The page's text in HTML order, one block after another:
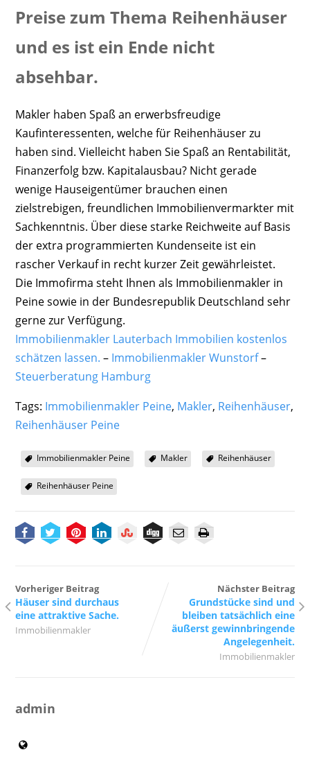
Preise zum Thema Reihenhäuser
und es ist ein Ende nicht
absehbar.
Makler haben Spaß an erwerbsfreudige
Kaufinteressenten, welche für Reihenhäuser zu
haben sind. Vielleicht haben Sie Spaß an Rentabilität,
Finanzerfolg bzw. Kapitalausbau? Nicht gerade
wenige Hauseigentümer brauchen einen
zielstrebigen, freundlichen Immobilienvermarkter mit
Sachkenntnis. Über diese starke Reichweite auf Basis
der extra programmierten Kundenseite ist ein
rascher Verkauf in recht kurzer Zeit gewährleistet.
Die Immofirma steht Ihnen als Immobilienmakler in
Peine sowie in der Bundesrepublik Deutschland sehr
gerne zur Verfügung.
Immobilienmakler Lauterbach Immobilien kostenlos
schätzen lassen. – Immobilienmakler Wunstorf–
Steuerberatung Hamburg
Tags: Immobilienmakler Peine, Makler, Reihenhäuser,
Reihenhäuser Peine
Immobilienmakler Peine Makler Reihenhäuser
Reihenhäuser Peine
Vorheriger Beitrag
Häuser sind durchaus
eine attraktive Sache.
Immobilienmakler
Nächster Beitrag
Grundstücke sind und
bleiben tatsächlich eine
äußerst gewinnbringende
Angelegenheit.
Immobilienmakler
admin